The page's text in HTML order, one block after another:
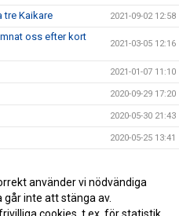
tre Kaikare 2021-09-02 12:58
oss efter kort
2021-03-05 12:16
2021-01-07 11:10
2020-09-29 17:20
2020-05-30 21:43
2020-05-25 13:41
30 maj 2020! 2020-05-10 12:27
2020-05-02 10:58
använder vi nödvändiga
inte att stänga av.